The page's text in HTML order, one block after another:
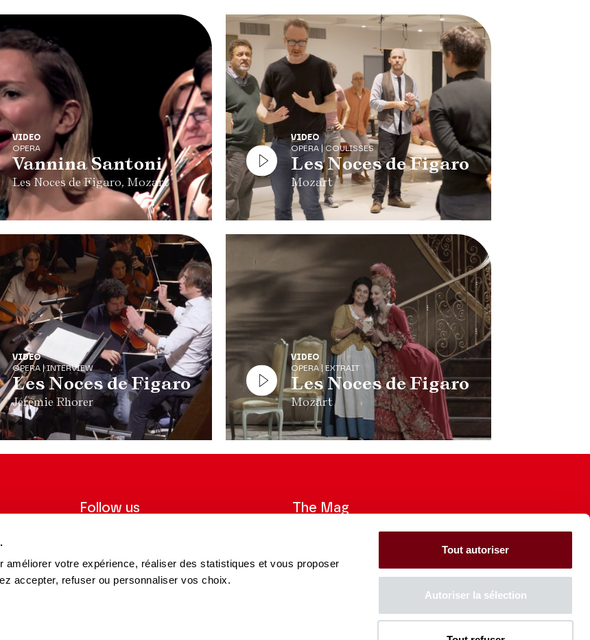
améliorer votre expérience, réaliser des statistiques et vous proposer
accepter, refuser ou personnaliser vos choix.
Tout autoriser
Autoriser la sélection
VIDEO
OPERA
Vannina Santoni
Les Noces de Figaro, Mozart
VIDEO
OPERA | COULISSES
Les Noces de Figaro
Mozart
VIDEO
OPERA | INTERVIEW
Les Noces de Figaro
Jérémie Rhorer
VIDEO
OPERA | EXTRAIT
Les Noces de Figaro
Mozart
Follow us
FacebookInstagram
Tik YoutubeLinkedin
The Mag
Check out the 2026-27 Brochure